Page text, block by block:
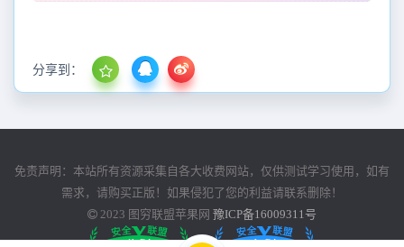
分享到：
免责声明：本站所有资源采集自各大收费网站，仅供测试学习使用，如有
需求，请购买正版！如果侵犯了您的利益请联系删除！
2023 图穷联盟苹果网 豫ICP备16009311号